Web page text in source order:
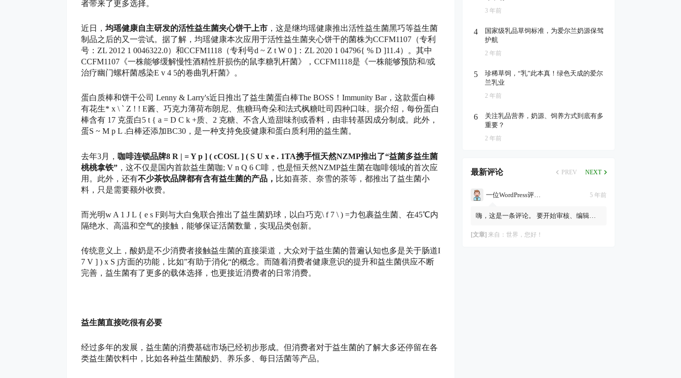
者带来了更多选择。
近日， 均瑶健康自主研发的活性益生菌夹心饼干上市，这是继均瑶健康推出活性益生菌黑巧等益生菌
制品之后的又一尝试。据了解，均瑶健康本次应用于活性益生菌夹心饼干的菌株为CCFM1107（专利
号：ZL 2012 1 0046322.0）和CCFM1118（专利号d ~ Z t W 0 ]：ZL 2020 1 04796{ % D ]11.4）。其中
CCFM1107《一株能够缓解慢性酒精性肝损伤的鼠李糖乳杆菌》，CCFM1118是《一株能够预防和/或
治疗幽门螺杆菌感染E v 4 5的卷曲乳杆菌》。
蛋白质棒和饼干公司 Lenny & Larry's近日推出了益生菌蛋白棒The BOSS！Immunity Bar，这款蛋白棒
有花生* x \ ` Z ! ! E酱、巧克力薄荷布朗尼、焦糖玛奇朵和法式枫糖吐司四种口味。据介绍，每份蛋白
棒含有 17 克蛋白5 t { a = D C k +质、2 克糖、不含人造甜味剂或香料，由非转基因成分制成。此外，
蛋S ~ M p L .白棒还添加BC30，是一种支持免疫健康和蛋白质利用的益生菌。
去年3月， 咖啡连锁品牌8 R | = Y p ] ( cCOSL ] ( S U x e . 1TA携手恒天然NZMP推出了“益菌多益生菌
桃桃拿铁”，这不仅是国内首款益生菌咖; V n Q 6 C啡，也是恒天然NZMP益生菌在咖啡领域的首次应
用。此外，还有不少茶饮品牌都有含有益生菌的产品， 比如喜茶、奈雪的茶等，都推出了益生菌小
料，只是需要额外收费。
而光明w A 1 J L { e s F则与大白兔联合推出了益生菌奶球，以白巧克\ f 7 \ ) =力包裹益生菌、在45℃内
隔绝水、高温和空气的接触，能够保证活菌数量，实现品类创新。
传统意义上，酸奶是不少消费者接触益生菌的直接渠道，大众对于益生菌的普遍认知也多是关于肠道I
7 V ] ) x S j方面的功能，比如”有助于消化“的概念。而随着消费者健康意识的提升和益生菌供应不断
完善，益生菌有了更多的载体选择，也更接近消费者的日常消费。
益生菌直接吃很有必要
经过多年的发展，益生菌的消费基础市场已经初步形成。但消费者对于益生菌的了解大多还停留在各
类益生菌饮料中，比如各种益生菌酸奶、养乐多、每日活菌等产品。
3 年前
4
国家级乳品草饲标准，为爱尔兰奶源保驾
护航
2 年前
5
珍稀草饲，“乳”此本真！绿色天成的爱尔
兰乳业
2 年前
6
关注乳品营养，奶源、饲养方式到底有多
重要？
2 年前
最新评论 PREV NEXT
一位WordPress评论者 5 年前
嗨，这是一条评论。 要开始审核、编辑及
评论者头像来自Gravatar。
[文章] 来自： 世界，您好！